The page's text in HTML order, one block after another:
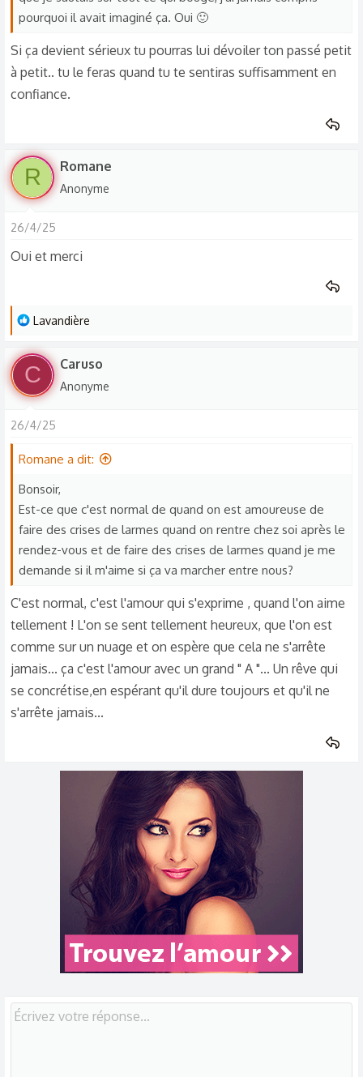
pourquoi il avait imaginé ça. Oui 🙂
Si ça devient sérieux tu pourras lui dévoiler ton passé petit
à petit.. tu le feras quand tu te sentiras suffisamment en
confiance.
R Romane
Anonyme
26/4/25
Oui et merci
L
s
é
c
o
n
s
Lavandière
C Caruso
Anonyme
26/4/25
Romane a dit:
Bonsoir,
Est-ce que c'est normal de quand on est amoureuse de
faire des crises de larmes quand on rentre chez soi après le
rendez-vous et de faire des crises de larmes quand je me
demande si il m'aime si ça va marcher entre nous?
C'est normal, c'est l'amour qui s'exprime , quand l'on aime
tellement ! L'on se sent tellement heureux, que l'on est
comme sur un nuage et on espère que cela ne s'arrête
jamais... ça c'est l'amour avec un grand " A "... Un rêve qui
se concrétise,en espérant qu'il dure toujours et qu'il ne
s'arrête jamais...